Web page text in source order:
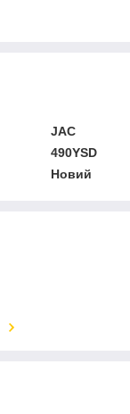
JAC
490YSD
Новий